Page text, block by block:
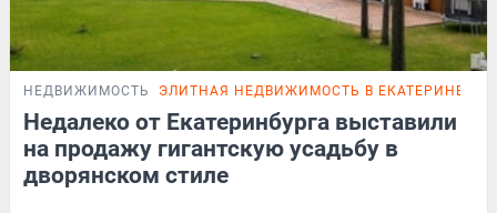
НЕДВИЖИМОСТЬ ЭЛИТНАЯ НЕДВИЖИМОСТЬ В
Недалеко от Екатеринбурга выставили
на продажу гигантскую усадьбу в
дворянском стиле